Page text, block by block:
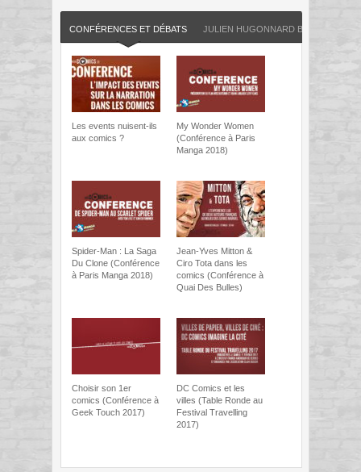
CONFÉRENCES ET DÉBATS JULIEN HUGONNARD BERT
Les events nuisent-ils
aux comics ?
My Wonder Women
(Conférence à Paris
Manga 2018)
Spider-Man : La Saga
Du Clone (Conférence
à Paris Manga 2018)
Jean-Yves Mitton &
Ciro Tota dans les
comics (Conférence à
Quai Des Bulles)
Choisir son 1er
comics (Conférence à
Geek Touch 2017)
DC Comics et les
villes (Table Ronde au
Festival Travelling
2017)